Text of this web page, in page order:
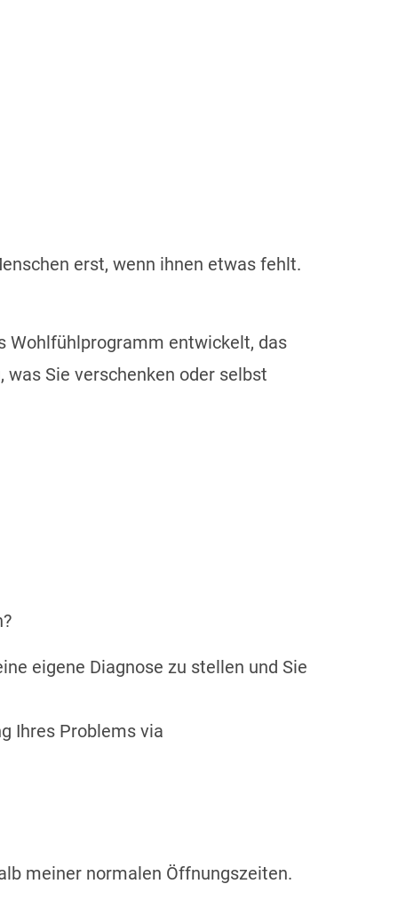
erst, wenn ihnen etwas fehlt.
Wohlfühlprogramm entwickelt, das
was Sie verschenken oder selbst
eigene Diagnose zu stellen und Sie
Ihres Problems via
meiner normalen Öffnungszeiten.